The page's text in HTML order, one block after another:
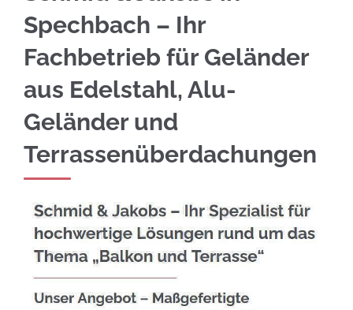
Spechbach – Ihr
Fachbetrieb für Geländer
aus Edelstahl, Alu-
Geländer und
Terrassenüberdachungen